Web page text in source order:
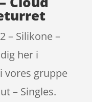
– Silikone –
her i
vores gruppe
– Singles.